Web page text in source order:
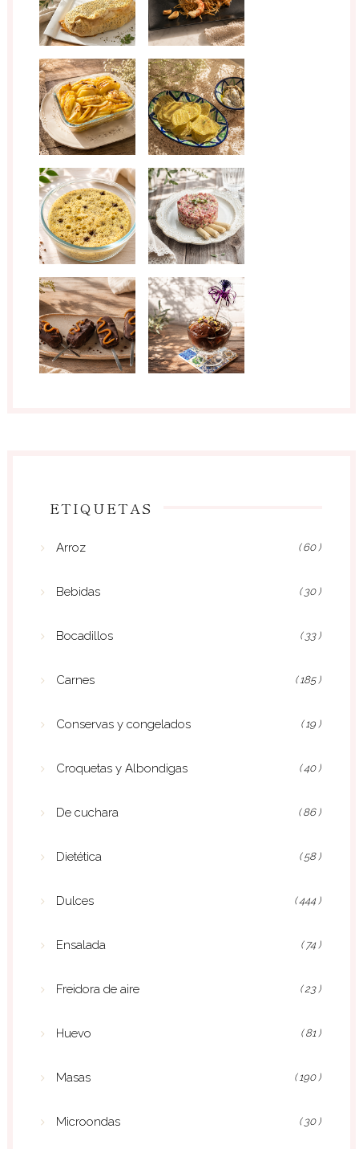
ETIQUETAS
Arroz ( 60 )
Bebidas ( 30 )
Bocadillos ( 33 )
Carnes ( 185 )
Conservas y congelados ( 19 )
Croquetas y Albondigas ( 40 )
De cuchara ( 86 )
Dietética ( 58 )
Dulces ( 444 )
Ensalada ( 74 )
Freidora de aire ( 23 )
Huevo ( 81 )
Masas ( 190 )
Microondas ( 30 )